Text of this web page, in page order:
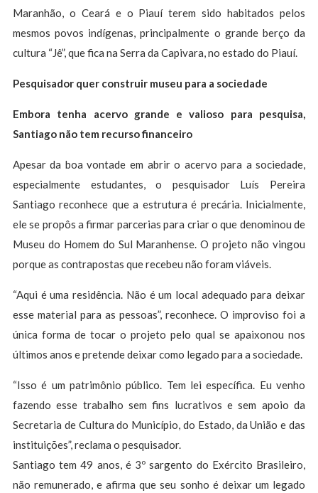
Maranhão, o Ceará e o Piauí terem sido habitados pelos
mesmos povos indígenas, principalmente o grande berço da
cultura “Jê”, que fica na Serra da Capivara, no estado do Piauí.
Pesquisador quer construir museu para a sociedade
Embora tenha acervo grande e valioso para pesquisa,
Santiago não tem recurso financeiro
Apesar da boa vontade em abrir o acervo para a sociedade,
especialmente estudantes, o pesquisador Luís Pereira
Santiago reconhece que a estrutura é precária. Inicialmente,
ele se propôs a firmar parcerias para criar o que denominou de
Museu do Homem do Sul Maranhense. O projeto não vingou
porque as contrapostas que recebeu não foram viáveis.
“Aqui é uma residência. Não é um local adequado para deixar
esse material para as pessoas”, reconhece. O improviso foi a
única forma de tocar o projeto pelo qual se apaixonou nos
últimos anos e pretende deixar como legado para a sociedade.
“Isso é um patrimônio público. Tem lei específica. Eu venho
fazendo esse trabalho sem fins lucrativos e sem apoio da
Secretaria de Cultura do Município, do Estado, da União e das
instituições”, reclama o pesquisador.
Santiago tem 49 anos, é 3º sargento do Exército Brasileiro,
não remunerado, e afirma que seu sonho é deixar um legado